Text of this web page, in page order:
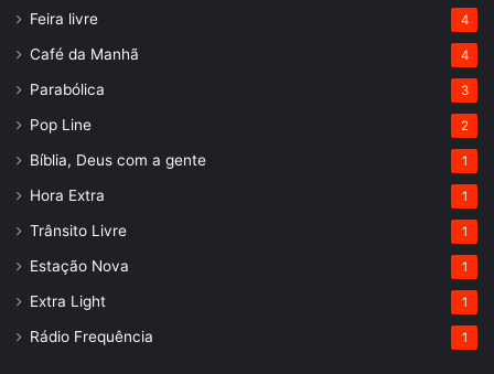
Feira livre 4
Café da Manhã 4
Parabólica 3
Pop Line 2
Bíblia, Deus com a gente 1
Hora Extra 1
Trânsito Livre 1
Estação Nova 1
Extra Light 1
Rádio Frequência 1